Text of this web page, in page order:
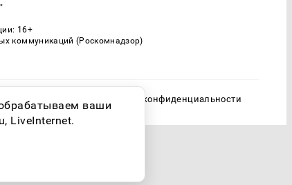
16+
коммуникаций (Роскомнадзор)
Политика конфиденциальности
ваши
LiveInternet.